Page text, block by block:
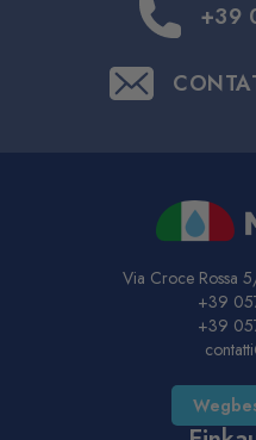
+39
Via Croce Rossa
+39
+39